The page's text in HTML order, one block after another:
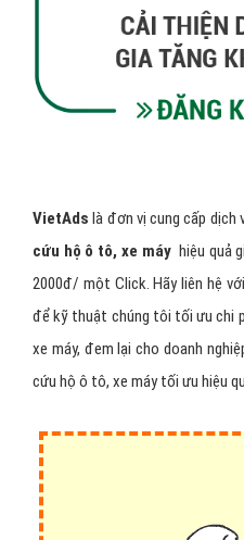
cứu hộ ô tô, xe máy
2000đ/ một Click. Hãy liên hệ
để kỹ thuật chúng tôi tối ưu chi